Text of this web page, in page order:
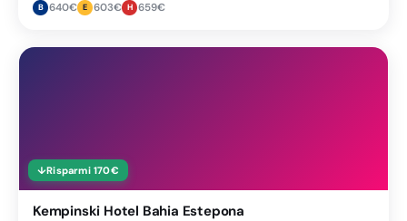
B 640€ E 603€ H 659€
↓Risparmi 170€
Kempinski Hotel Bahia Estepona